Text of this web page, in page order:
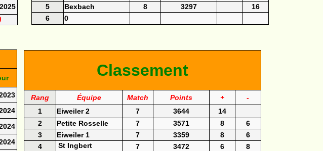
Classement
Rang Équipe Match Points +
-
1
Eiweiler 2 7 3644
14
2
Petite Rosselle 7 3571 8
6
3
Eiweiler 1 7 3359 8
6
4
St Ingbert 7 3472 6
8
5
Bexbach 8 3297
16
6
0